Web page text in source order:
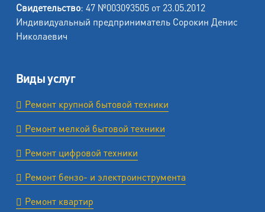
Свидетельство: 47 №003093505 от 23.05.2012
Индивидуальный предприниматель Сорокин Денис
Николаевич
Виды услуг
Ремонт крупной бытовой техники
Ремонт мелкой бытовой техники
Ремонт цифровой техники
Ремонт бензо- и электроинструмента
Ремонт квартир